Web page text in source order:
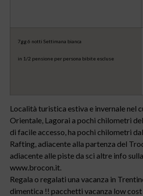
7gg 6 notti Settimana bianca
in 1/2 pensione per persona bibite escluse
Località turistica estiva e invernale nel
Orientale, Lagorai a pochi chilometri
di facile accesso, ha pochi chilometri
Rafting, adiacente alla partenza del
adiacente alle piste da sci altre info
www.brocon.it.
Regala o regalati una vacanza in
dimentica !! pacchetti vacanza low cost